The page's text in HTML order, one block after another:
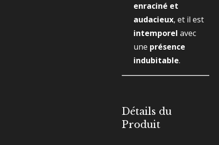
enraciné et
audacieux, et il est
intemporel avec
une présence
indubitable.
Détails du
Produit